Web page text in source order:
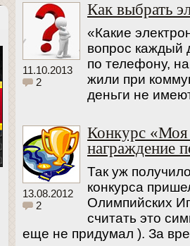
11.10.2013
2
Как выбрать
«Какие
вопрос каждый
по телефону,
жили при
деньги не
13.08.2012
2
Конкурс «Моя
награждение
Так уж
конкурса
Олимпийских
считать это
еще не придумал ). За